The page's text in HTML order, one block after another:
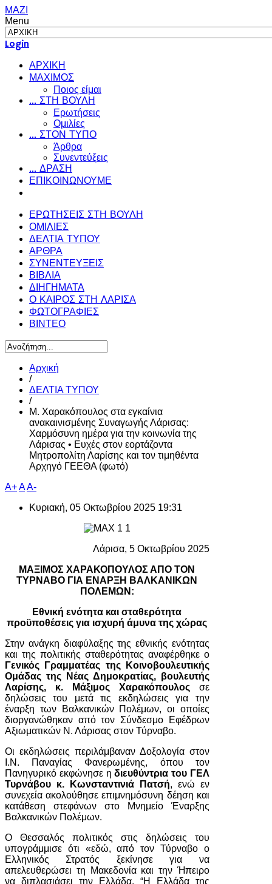
ΜΑΖΙ
Menu
Login
ΑΡΧΙΚΗ
ΜΑΧΙΜΟΣ
Ποιος είμαι
... ΣΤΗ ΒΟΥΛΗ
Ερωτήσεις
Ομιλίες
... ΣΤΟΝ ΤΥΠΟ
Άρθρα
Συνεντεύξεις
... ΔΡΑΣΗ
ΕΠΙΚΟΙΝΩΝΟΥΜΕ
ΕΡΩΤΗΣΕΙΣ ΣΤΗ ΒΟΥΛΗ
ΟΜΙΛΙΕΣ
ΔΕΛΤΙΑ ΤΥΠΟΥ
ΑΡΘΡΑ
ΣΥΝΕΝΤΕΥΞΕΙΣ
ΒΙΒΛΙΑ
ΔΙΗΓΗΜΑΤΑ
Ο ΚΑΙΡΟΣ ΣΤΗ ΛΑΡΙΣΑ
ΦΩΤΟΓΡΑΦΙΕΣ
ΒΙΝΤΕΟ
Αρχική
/
ΔΕΛΤΙΑ ΤΥΠΟΥ
/
Μ. Χαρακόπουλος στα εγκαίνια
ανακαινισμένης Συναγωγής Λάρισας:
Χαρμόσυνη ημέρα για την κοινωνία της
Λάρισας • Ευχές στον εορτάζοντα
Μητροπολίτη Λαρίσης και τον τιμηθέντα
Αρχηγό ΓΕΕΘΑ (φωτό)
A+AA-
Κυριακή, 05 Οκτωβρίου 2025 19:31
Λάρισα, 5 Οκτωβρίου 2025
ΜΑΞΙΜΟΣ ΧΑΡΑΚΟΠΟΥΛΟΣ ΑΠΟ ΤΟΝ
ΤΥΡΝΑΒΟ ΓΙΑ ΕΝΑΡΞΗ ΒΑΛΚΑΝΙΚΩΝ
ΠΟΛΕΜΩΝ:
Εθνική ενότητα και σταθερότητα
προϋποθέσεις για ισχυρή άμυνα της χώρας
Στην ανάγκη διαφύλαξης της εθνικής ενότητας
και της πολιτικής σταθερότητας αναφέρθηκε ο
Γενικός Γραμματέας της Κοινοβουλευτικής
Ομάδας της Νέας Δημοκρατίας, βουλευτής
Λαρίσης, κ. Μάξιμος Χαρακόπουλοςσε
δηλώσεις του μετά τις εκδηλώσεις για την
έναρξη των Βαλκανικών Πολέμων, οι οποίες
διοργανώθηκαν από τον Σύνδεσμο Εφέδρων
Αξιωματικών Ν. Λάρισας στον Τύρναβο.
Οι εκδηλώσεις περιλάμβαναν Δοξολογία στον
Ι.Ν. Παναγίας Φανερωμένης, όπου τον
Πανηγυρικό εκφώνησε ηδιευθύντρια του ΓΕΛ
Τυρνάβου κ. Κωνσταντινιά Πατσή, ενώ εν
συνεχεία ακολούθησε επιμνημόσυνη δέηση και
κατάθεση στεφάνων στο Μνημείο Έναρξης
Βαλκανικών Πολέμων.
Ο Θεσσαλός πολιτικός στις δηλώσεις του
υπογράμμισε ότι «εδώ, από τον Τύρναβο ο
Ελληνικός Στρατός ξεκίνησε για να
απελευθερώσει τη Μακεδονία και την Ήπειρο
να διπλασιάσει την Ελλάδα. “Η Ελλάδα της